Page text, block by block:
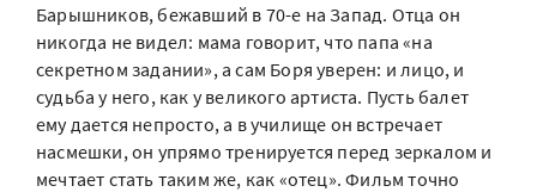
Барышников, бежавший в 70-е на Запад. Отца он
никогда не видел: мама говорит, что папа «на
секретном задании», а сам Боря уверен: и лицо, и
судьба у него, как у великого артиста. Пусть балет
ему дается непросто, а в училище он встречает
насмешки, он упрямо тренируется перед зеркалом и
мечтает стать таким же, как «отец». Фильм точно